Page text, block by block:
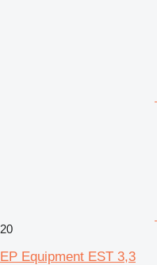
20
EP Equipment EST 3,3